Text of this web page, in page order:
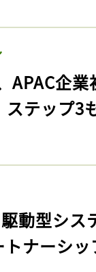
APAC企
ステップ3
駆動型シ
トナーシ